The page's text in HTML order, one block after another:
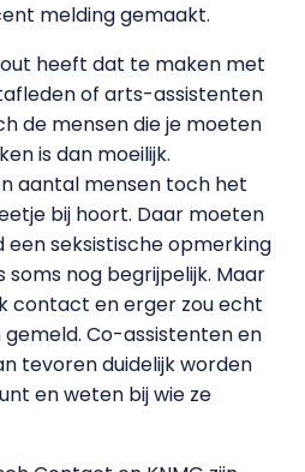
melding gemaakt.
heeft dat te maken met
of arts-assistenten
de mensen die je moeten
is dan moeilijk.
aantal mensen toch het
bij hoort. Daar moeten
een seksistische opmerking
soms nog begrijpelijk. Maar
contact en erger zou echt
Co-assistenten en
tevoren duidelijk worden
en weten bij wie ze